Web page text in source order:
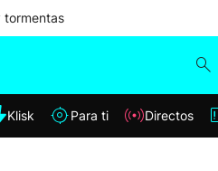
tormentas
Klisk Para ti Directos